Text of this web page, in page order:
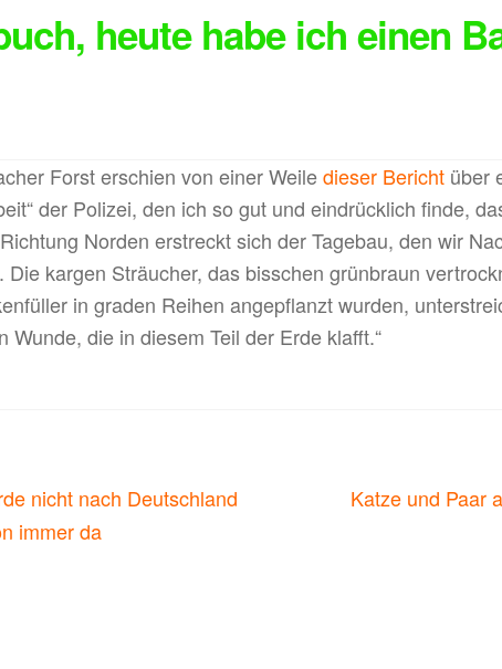
heute habe ich einen
Forst erschien von einer Weiledieser Bericht über
der Polizei, den ich so gut und eindrücklich finde,
Norden erstreckt sich der Tagebau, den wir
Die kargen Sträucher, das bisschen grünbraun
in graden Reihen angepflanzt wurden,
Wunde, die in diesem Teil der Erde klafft.“
nicht nach Deutschland
immer da
Nächster
Katze und Paar